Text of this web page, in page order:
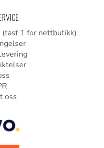
1 for nettbutikk)
oss